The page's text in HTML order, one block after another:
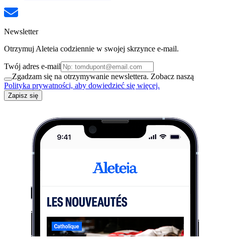
Newsletter
Otrzymuj Aleteia codziennie w swojej skrzynce e-mail.
Twój adres e-mail
Zgadzam się na otrzymywanie newslettera. Zobacz naszą
Polityka prywatności, aby dowiedzieć się więcej.
Zapisz się